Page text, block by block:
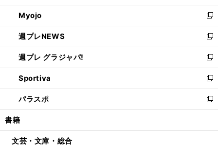
開
く
ウ
で
開
く
ン
ド
ウ
で
開
く
ウ
ィ
ン
ド
ウ
で
開
く
Myojo
新
し
い
ウ
ィ
ン
ド
ウ
で
開
週プレNEWS
新
し
い
ウ
ィ
ン
ド
ウ
開
週プレ グラジャパ!
新
し
い
ウ
ィ
ン
ウ
Sportiva
新
し
い
ウ
ン
パラスポ
新
し
ウ
書籍
文芸・文庫・総合